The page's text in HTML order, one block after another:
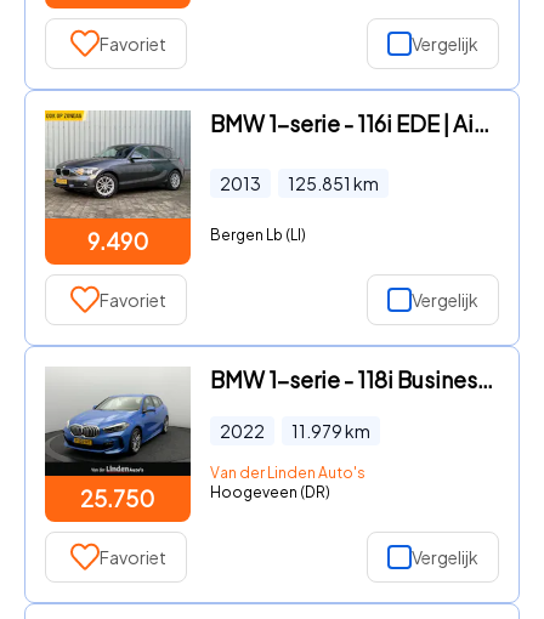
Favoriet Vergelijk
9.490
BMW 1-serie - 116i EDE | Airco | Stoelverw. | PDC | NAVI
2013 125.851 km
Bergen Lb (LI)
Favoriet Vergelijk
25.750
BMW 1-serie - 118i Business Edition M-Sport | Full-Led | Sfeerverlichting
2022 11.979km
Van der Linden Auto's
Hoogeveen (DR)
Favoriet Vergelijk